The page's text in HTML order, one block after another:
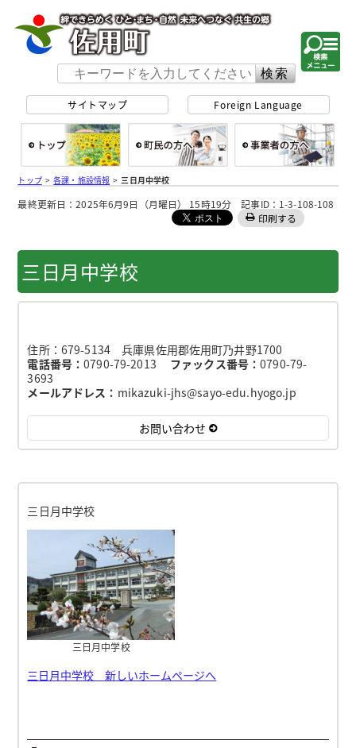
サイトマップ Foreign Language
総合トップ
トップ>各課・施設情報> 三日月中学校
最終更新日：2025年6月9日（月曜日） 15時19分 記事ID：1-3-108-108
印刷する
三日月中学校
住所： 679-5134 兵庫県佐用郡佐用町乃井野1700
電話番号：0790-79-2013 ファックス番号：0790-79-
3693
メールアドレス： mikazuki-jhs@sayo-edu.hyogo.jp
お問い合わせ
三日月中学校
三日月中学校
三日月中学校 新しいホームページへ